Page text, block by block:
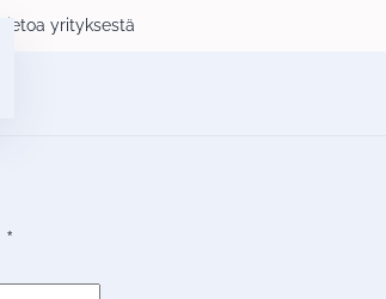
Tietoa yrityksestä
*